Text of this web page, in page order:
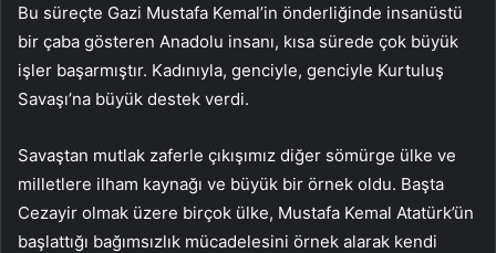
Bu süreçte Gazi Mustafa Kemal’in önderliğinde insanüstü
bir çaba gösteren Anadolu insanı, kısa sürede çok büyük
işler başarmıştır. Kadınıyla, genciyle, genciyle Kurtuluş
Savaşı’na büyük destek verdi.
Savaştan mutlak zaferle çıkışımız diğer sömürge ülke ve
milletlere ilham kaynağı ve büyük bir örnek oldu. Başta
Cezayir olmak üzere birçok ülke, Mustafa Kemal Atatürk’ün
başlattığı bağımsızlık mücadelesini örnek alarak kendi